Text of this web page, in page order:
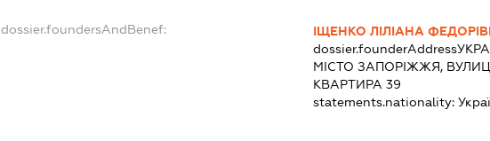
dossier.foundersAndBenef:
ІЩЕНКО ЛІЛІАНА
dossier.founderAddress
МІСТО ЗАПОРІЖЖЯ,
КВАРТИРА 39
statements.nationality: